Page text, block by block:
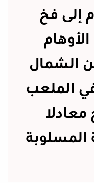
إلى فخ
الشمال
الملعب
معادلا
المسلوبة